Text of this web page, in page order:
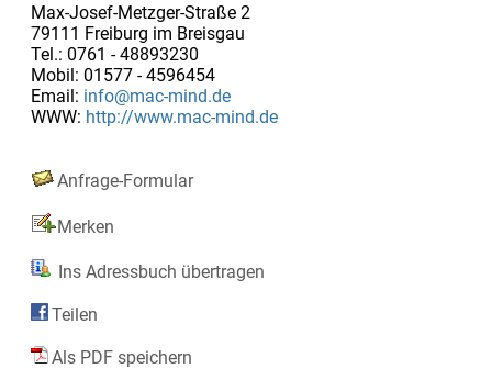
Max-Josef-Metzger-Straße 2
79111 Freiburg im Breisgau
Tel.: 0761 - 48893230
Mobil: 01577 - 4596454
Email: info@mac-mind.de
WWW: http://www.mac-mind.de
Anfrage-Formular
Merken
Ins Adressbuch übertragen
Teilen
Als PDF speichern